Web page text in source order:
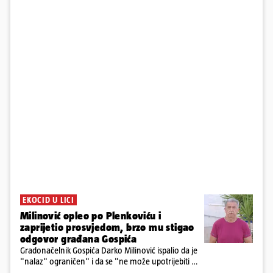
EKOCID U LICI
Milinović opleo po Plenkoviću i
zaprijetio prosvjedom, brzo mu stigao
odgovor građana Gospića
Gradonačelnik Gospića Darko Milinović ispalio da je
"nalaz" ograničen" i da se "ne može upotrijebiti za